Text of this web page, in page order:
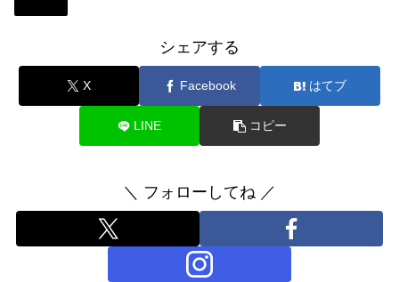
シェアする
X Facebook はてブ
LINE コピー
＼ フォローしてね ／